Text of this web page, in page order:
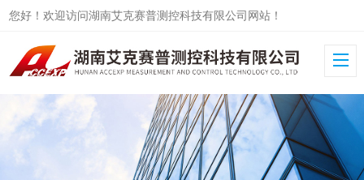
您好！欢迎访问湖南艾克赛普测控科技有限公司网站！